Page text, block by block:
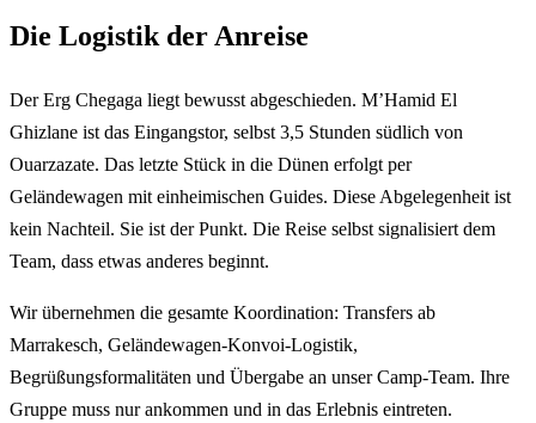
Die Logistik der Anreise
Der Erg Chegaga liegt bewusst abgeschieden. M’Hamid El
Ghizlane ist das Eingangstor, selbst 3,5 Stunden südlich von
Ouarzazate. Das letzte Stück in die Dünen erfolgt per
Geländewagen mit einheimischen Guides. Diese Abgelegenheit ist
kein Nachteil. Sie ist der Punkt. Die Reise selbst signalisiert dem
Team, dass etwas anderes beginnt.
Wir übernehmen die gesamte Koordination: Transfers ab
Marrakesch, Geländewagen-Konvoi-Logistik,
Begrüßungsformalitäten und Übergabe an unser Camp-Team. Ihre
Gruppe muss nur ankommen und in das Erlebnis eintreten.